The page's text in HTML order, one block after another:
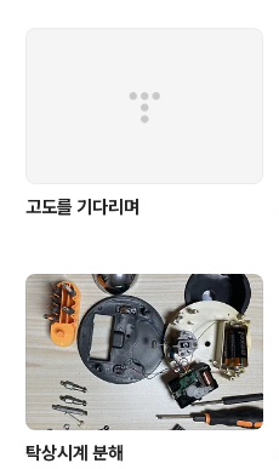
고도를 기다리며
탁상시계 분해